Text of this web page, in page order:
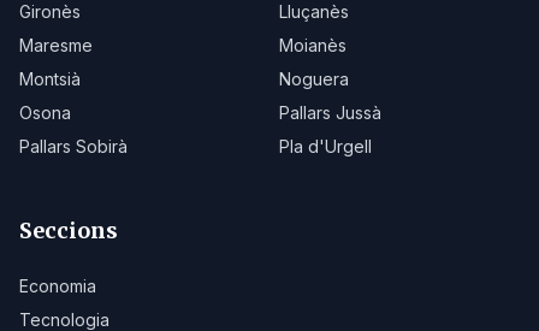
Gironès
Lluçanès
Maresme
Moianès
Montsià
Noguera
Osona
Pallars Jussà
Pallars Sobirà
Pla d'Urgell
Seccions
Economia
Tecnologia